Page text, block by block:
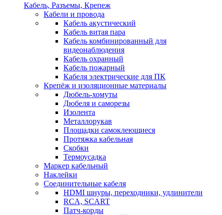
Кабель, Разъемы, Крепеж
Кабели и провода
Кабель акустический
Кабель витая пара
Кабель комбинированный для
видеонаблюдения
Кабель охранный
Кабель пожарный
Кабеля электрические для ПК
Крепёж и изоляционные материалы
Дюбель-хомуты
Дюбеля и саморезы
Изолента
Металлорукав
Площадки самоклеющиеся
Протяжка кабельная
Скобки
Термоусадка
Маркер кабельный
Наклейки
Соединительные кабеля
HDMI шнуры, переходники, удлинители
RCA, SCART
Патч-корды